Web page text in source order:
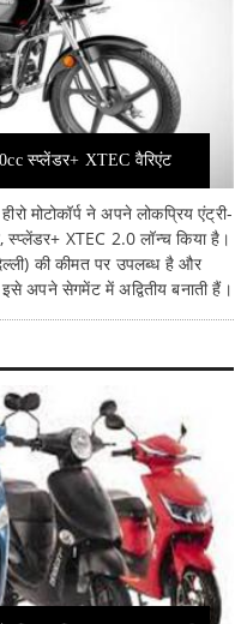
स्प्लेंडर+ XTEC वैरिएंट
मोटोकॉर्प ने अपने लोकप्रिय एंट्री-
स्प्लेंडर+ XTEC 2.0 लॉन्च किया है।
की कीमत पर उपलब्ध है और
अपने सेगमेंट में अद्वितीय बनाती हैं।